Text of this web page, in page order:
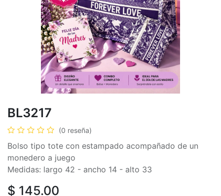
BL3217
(0 reseña)
Bolso tipo tote con estampado acompañado de un
monedero a juego
Medidas: largo 42 - ancho 14 - alto 33
$ 145.00